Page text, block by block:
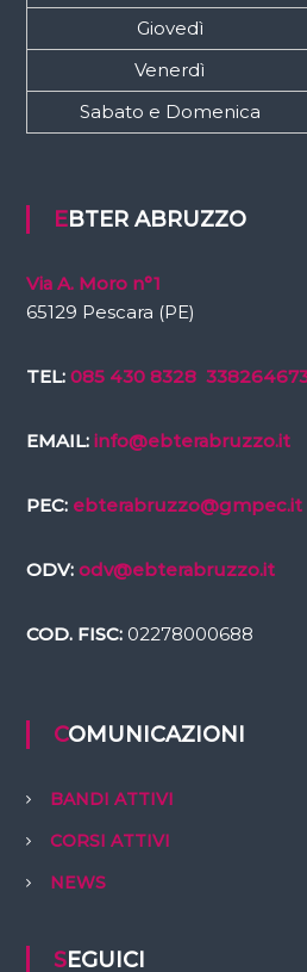
Giovedì
Venerdì
Sabato e Domenica
EBTER ABRUZZO
Via A. Moro n°1
65129 Pescara (PE)
TEL: 085 430 8328
EMAIL: info@ebterabruzzo.it
PEC: ebterabruzzo@gmpec.it
ODV: odv@ebterabruzzo.it
COD. FISC:02278000688
COMUNICAZIONI
BANDI ATTIVI
CORSI ATTIVI
NEWS
SEGUICI